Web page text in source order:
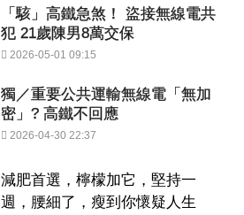
「駭」高鐵急煞！ 盜接無線電共
犯 21歲陳男8萬交保
2026-05-01 09:15
獨／重要公共運輸無線電「無加
密」? 高鐵不回應
2026-04-30 22:37
減肥首選，檸檬加它，堅持一
週，腰細了，瘦到你懷疑人生